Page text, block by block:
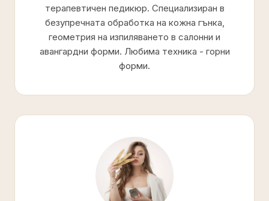
терапевтичен педикюр. Специализиран в
безупречната обработка на кожна гънка,
геометрия на изпиляването в салонни и
авангардни форми. Любима техника - горни
форми.